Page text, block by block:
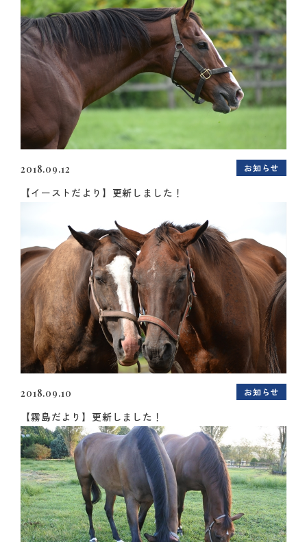
2018.09.12 お知らせ
【イーストだより】更新しました！
2018.09.10 お知らせ
【霧島だより】更新しました！